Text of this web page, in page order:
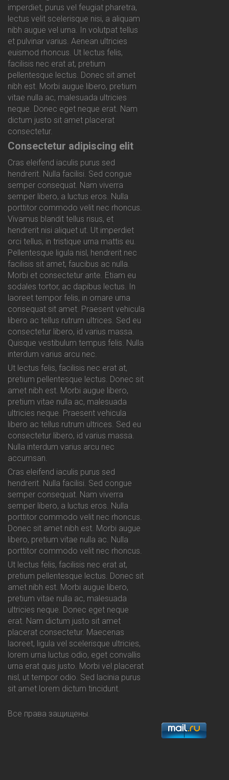
imperdiet, purus vel feugiat pharetra,
lectus velit scelerisque nisi, a aliquam
nibh augue vel urna. In volutpat tellus
et pulvinar varius. Aenean ultricies
euismod rhoncus. Ut lectus felis,
facilisis nec erat at, pretium
pellentesque lectus. Donec sit amet
nibh est. Morbi augue libero, pretium
vitae nulla ac, malesuada ultricies
neque. Donec eget neque erat. Nam
dictum justo sit amet placerat
consectetur.
Consectetur adipiscing elit
Cras eleifend iaculis purus sed
hendrerit. Nulla facilisi. Sed congue
semper consequat. Nam viverra
semper libero, a luctus eros. Nulla
porttitor commodo velit nec rhoncus.
Vivamus blandit tellus risus, et
hendrerit nisi aliquet ut. Ut imperdiet
orci tellus, in tristique urna mattis eu.
Pellentesque ligula nisl, hendrerit nec
facilisis sit amet, faucibus ac nulla.
Morbi et consectetur ante. Etiam eu
sodales tortor, ac dapibus lectus. In
laoreet tempor felis, in ornare urna
consequat sit amet. Praesent vehicula
libero ac tellus rutrum ultrices. Sed eu
consectetur libero, id varius massa.
Quisque vestibulum tempus felis. Nulla
interdum varius arcu nec.
Ut lectus felis, facilisis nec erat at,
pretium pellentesque lectus. Donec sit
amet nibh est. Morbi augue libero,
pretium vitae nulla ac, malesuada
ultricies neque. Praesent vehicula
libero ac tellus rutrum ultrices. Sed eu
consectetur libero, id varius massa.
Nulla interdum varius arcu nec
accumsan.
Cras eleifend iaculis purus sed
hendrerit. Nulla facilisi. Sed congue
semper consequat. Nam viverra
semper libero, a luctus eros. Nulla
porttitor commodo velit nec rhoncus.
Donec sit amet nibh est. Morbi augue
libero, pretium vitae nulla ac. Nulla
porttitor commodo velit nec rhoncus.
Ut lectus felis, facilisis nec erat at,
pretium pellentesque lectus. Donec sit
amet nibh est. Morbi augue libero,
pretium vitae nulla ac, malesuada
ultricies neque. Donec eget neque
erat. Nam dictum justo sit amet
placerat consectetur. Maecenas
laoreet, ligula vel scelerisque ultricies,
lorem urna luctus odio, eget convallis
urna erat quis justo. Morbi vel placerat
nisl, ut tempor odio. Sed lacinia purus
sit amet lorem dictum tincidunt.
Все права защищены.